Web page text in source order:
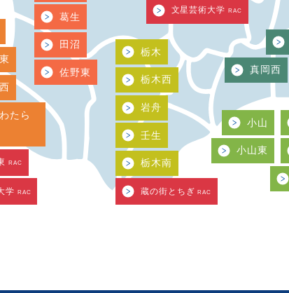
文星芸術大学 RAC
真岡西
小山
小山東
栃木
栃木西
岩舟
壬生
栃木南
蔵の街とちぎRAC
たら
RAC
学 RAC
葛生
田沼
佐野東